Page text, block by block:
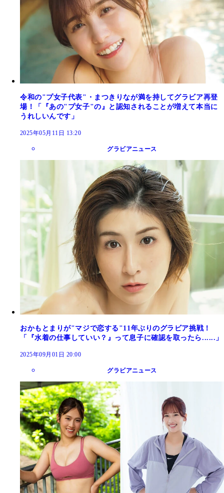
令和の"プ女子代表"・まつきりなが満を持してグラビア再登
場！「『あの"プ女子"の』と認知されることが増えて本当に
うれしいんです」
2025年05月11日 13:20
グラビアニュース
おかもとまりが"マジで恋する"11年ぶりのグラビア挑戦！
「『水着の仕事していい？』って息子に確認を取ったら......」
2025年09月01日 20:00
グラビアニュース